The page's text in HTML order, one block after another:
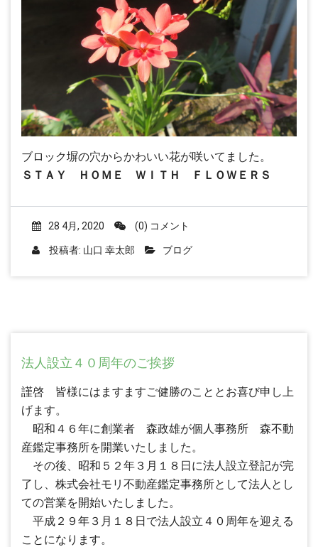
ブロック塀の穴からかわいい花が咲いてました。
ＳＴＡＹ ＨＯＭＥ ＷＩＴＨ ＦＬＯＷＥＲＳ
28 4月, 2020 (0) コメント
投稿者: 山口 幸太郎 ブログ
法人設立４０周年のご挨拶
謹啓 皆様にはますますご健勝のこととお喜び申し上
げます。
昭和４６年に創業者 森政雄が個人事務所 森不動
産鑑定事務所を開業いたしました。
その後、昭和５２年３月１８日に法人設立登記が完
了し、株式会社モリ不動産鑑定事務所として法人とし
ての営業を開始いたしました。
平成２９年３月１８日で法人設立４０周年を迎える
ことになります。